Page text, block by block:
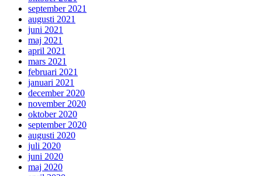
september 2021
augusti 2021
juni 2021
maj 2021
april 2021
mars 2021
februari 2021
januari 2021
december 2020
november 2020
oktober 2020
september 2020
augusti 2020
juli 2020
juni 2020
maj 2020